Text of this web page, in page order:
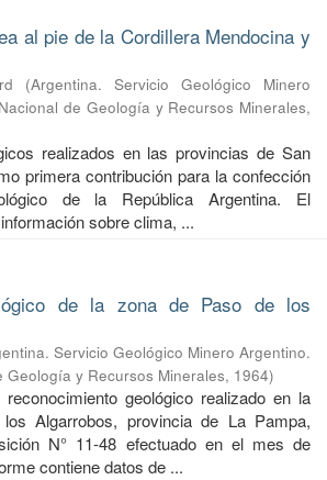
al pie de la Cordillera Mendocina y
(Argentina. Servicio Geológico Minero
de Geología y Recursos Minerales,
realizados en las provincias de San
primera contribución para la confección
de la República Argentina. El
sobre clima, ...
de la zona de Paso de los
Servicio Geológico Minero Argentino.
Geología y Recursos Minerales, 1964)
geológico realizado en la
Algarrobos, provincia de La Pampa,
N° 11-48 efectuado en el mes de
contiene datos de ...